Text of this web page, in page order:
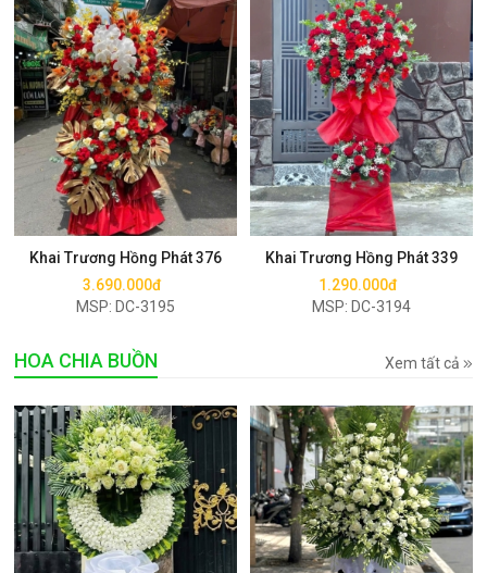
Khai Trương Hồng Phát 376
3.690.000đ
MSP: DC-3195
Mua ngay
Khai Trương Hồng Phát 339
1.290.000đ
MSP: DC-3194
Mua ngay
HOA CHIA BUỒN Xem tất cả